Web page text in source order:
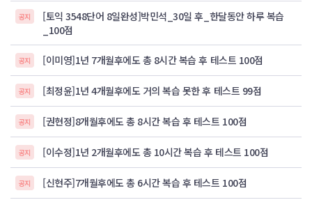
공지
[토익 3548단어 8일완성]박민석_30일 후_한달동안 하루 복습
_100점
공지 [이미영]1년 7개월후에도 총 8시간 복습 후 테스트 100점
공지 [최정윤]1년 4개월후에도 거의 복습 못한 후 테스트 99점
공지 [권현정]8개월후에도 총 8시간 복습 후 테스트 100점
공지 [이수정]1년 2개월후에도 총 10시간 복습 후 테스트 100점
공지 [신현주]7개월후에도 총 6시간 복습 후 테스트 100점